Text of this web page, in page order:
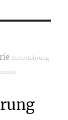
Zeiterfahrung